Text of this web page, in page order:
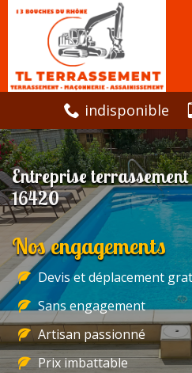
indisponible
Entreprise
16420
Nos engagements
Devis et déplacement
Sans engagement
Artisan passionné
Prix imbattable